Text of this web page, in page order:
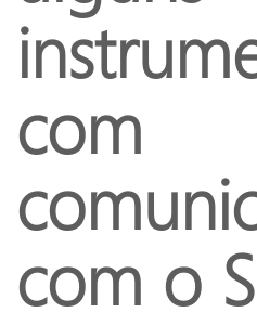
com
com o